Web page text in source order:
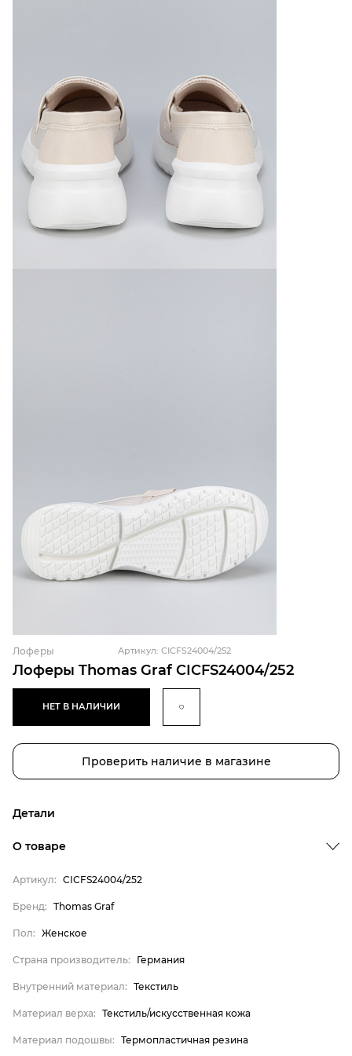
Лоферы Thomas Graf CICFS24004/252
Лоферы Артикул: CICFS24004/252
НЕТ В НАЛИЧИИ
Проверить наличие в магазине
Детали
Внутренний материал
Материал верха
Материал подошвы
Материал стельки
О товаре
Артикул: CICFS24004/252
Бренд: Thomas Graf
Пол: Женское
Страна производитель: Германия
Внутренний материал: Текстиль
Материал верха: Текстиль/искусственная кожа
Материал подошвы: Термопластичная резина